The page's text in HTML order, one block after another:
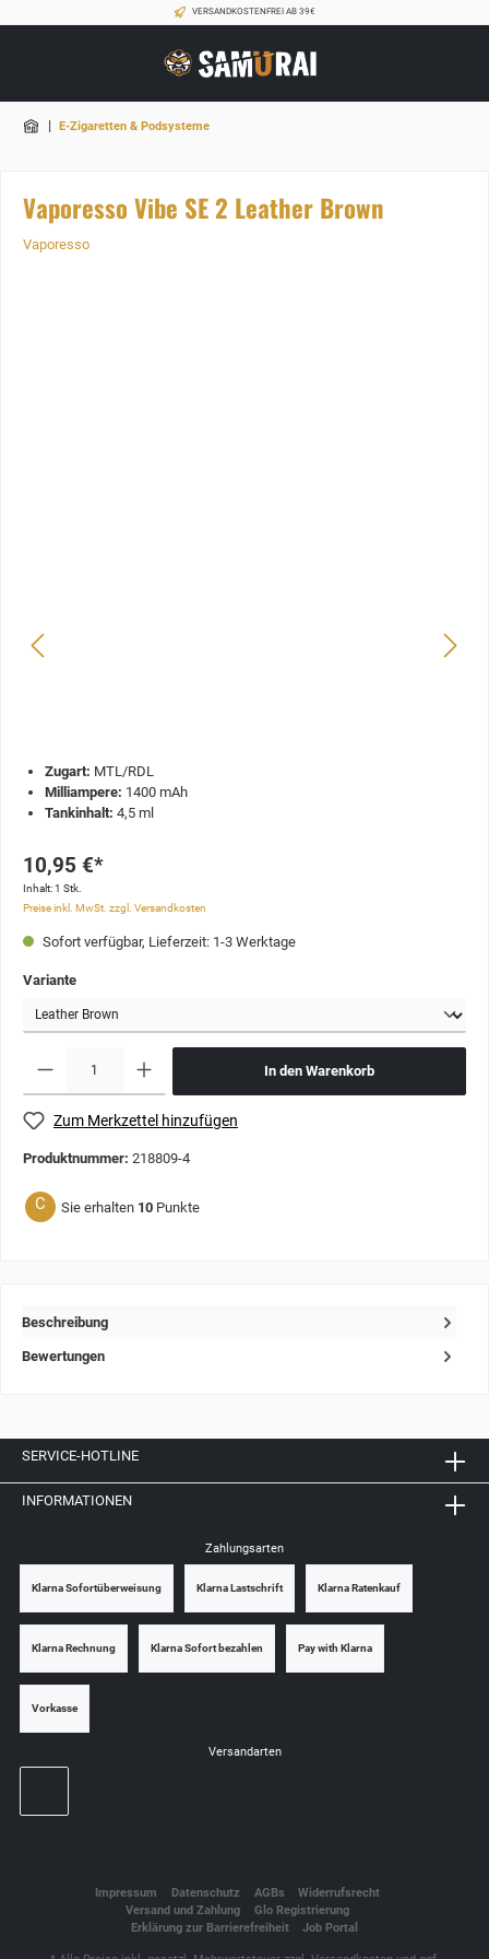
VERSANDKOSTENFREI AB 39€
| E-Zigaretten & Podsysteme
Vaporesso Vibe SE 2 Leather Brown
Vaporesso
Zugart: MTL/RDL
Milliampere: 1400 mAh
Tankinhalt: 4,5 ml
10,95 €*
Inhalt:1 Stk.
Preise inkl. MwSt. zzgl. Versandkosten
Sofort verfügbar, Lieferzeit: 1-3 Werktage
Variante
In den Warenkorb
Zum Merkzettel hinzufügen
Produktnummer: 218809-4
C Sie erhalten 10 Punkte
Beschreibung
Bewertungen
SERVICE-HOTLINE
INFORMATIONEN
Zahlungsarten
Klarna Sofortüberweisung Klarna Lastschrift Klarna Ratenkauf
Klarna Rechnung Klarna Sofort bezahlen Pay with Klarna
Vorkasse
Versandarten
Impressum Datenschutz AGBs
Widerrufsrecht
Versand und Zahlung
Glo Registrierung
Erklärung zur Barrierefreiheit
Job Portal